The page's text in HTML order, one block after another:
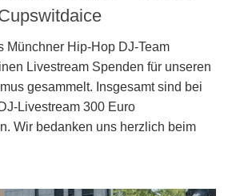
Münchner Hip-Hop DJ-Team
Livestream Spenden für unseren
gesammelt. Insgesamt sind bei
Livestream 300 Euro
Wir bedanken uns herzlich beim